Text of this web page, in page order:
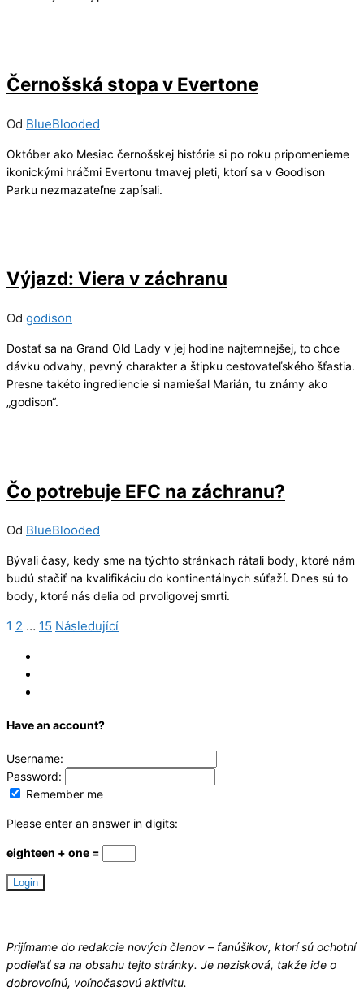
Černošská stopa v Evertone
Od BlueBlooded
Október ako Mesiac černošskej histórie si po roku pripomenieme
ikonickými hráčmi Evertonu tmavej pleti, ktorí sa v Goodison
Parku nezmazateľne zapísali.
Výjazd: Viera v záchranu
Od godison
Dostať sa na Grand Old Lady v jej hodine najtemnejšej, to chce
dávku odvahy, pevný charakter a štipku cestovateľského šťastia.
Presne takéto ingrediencie si namiešal Marián, tu známy ako
„godison“.
Čo potrebuje EFC na záchranu?
Od BlueBlooded
Bývali časy, kedy sme na týchto stránkach rátali body, ktoré nám
budú stačiť na kvalifikáciu do kontinentálnych súťaží. Dnes sú to
body, ktoré nás delia od prvoligovej smrti.
Navigace
pro
příspěvky
1 2 … 15 Následující
Have an account?
Username:
Password:
Remember me
Please enter an answer in digits:
eighteen + one =
Prijímame do redakcie nových členov – fanúšikov, ktorí sú ochotní
podieľať sa na obsahu tejto stránky. Je nezisková, takže ide o
dobrovoľnú, voľnočasovú aktivitu.